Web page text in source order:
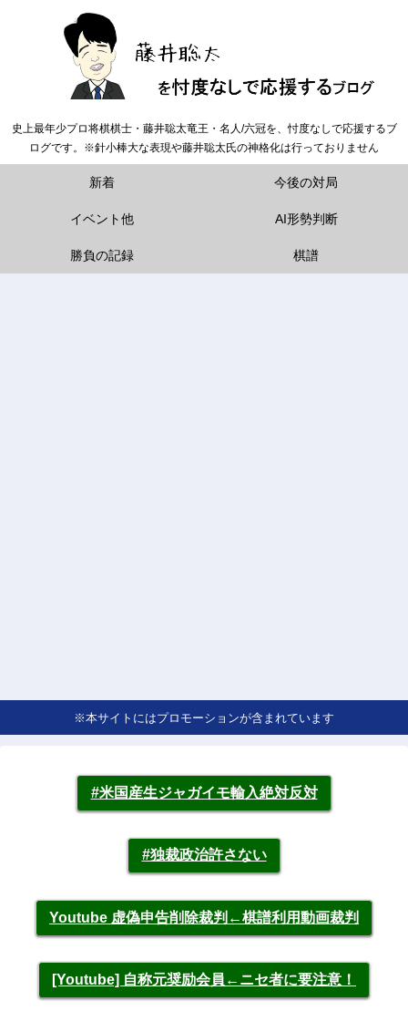
史上最年少プロ将棋棋士・藤井聡太竜王・名人/六冠を、忖度なしで応援するブ
ログです。※針小棒大な表現や藤井聡太氏の神格化は行っておりません
新着 今後の対局
イベント他 AI形勢判断
勝負の記録 棋譜
※本サイトにはプロモーションが含まれています
#米国産生ジャガイモ輸入絶対反対
#独裁政治許さない
Youtube 虚偽申告削除裁判←棋譜利用動画裁判
[Youtube] 自称元奨励会員←ニセ者に要注意！